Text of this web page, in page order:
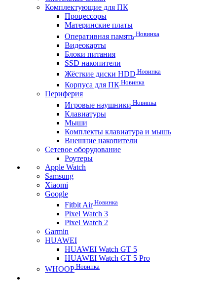
Комплектующие для ПК
Процессоры
Материнские платы
Оперативная память Новинка
Видеокарты
Блоки питания
SSD накопители
Жёсткие диски HDD Новинка
Корпуса для ПК Новинка
Периферия
Игровые наушники Новинка
Клавиатуры
Мыши
Комплекты клавиатура и мышь
Внешние накопители
Сетевое оборудование
Роутеры
Apple Watch
Samsung
Xiaomi
Google
Fitbit AirНовинка
Pixel Watch 3
Pixel Watch 2
Garmin
HUAWEI
HUAWEI Watch GT 5
HUAWEI Watch GT 5 Pro
WHOOP Новинка